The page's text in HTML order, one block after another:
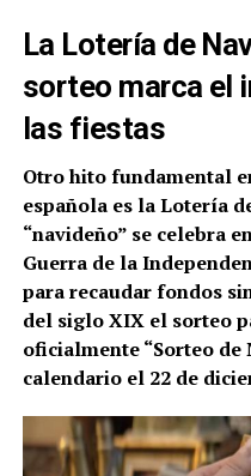
La Lotería de
sorteo marca el
las fiestas
Otro hito fundamental
española es la Lotería
“navideño” se celebra
Guerra de la
para recaudar fondos
del siglo XIX el sorteo
oficialmente “Sorteo de
calendario el 22 de